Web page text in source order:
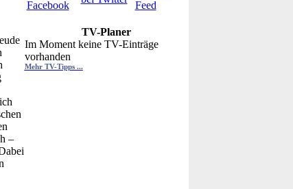
–
TV-Planer
Im Moment keine TV-Einträge
vorhanden
Mehr TV-Tipps ...